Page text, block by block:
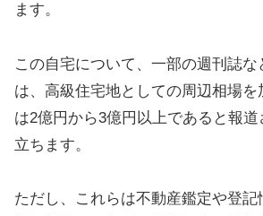
ます。
この自宅について、一部の週刊誌
は、高級住宅地としての周辺相場を
は2億円から3億円以上であると報道
立ちます。
ただし、これらは不動産鑑定や登